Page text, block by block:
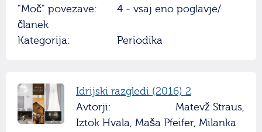
"Moč" povezave:
4 - vsaj eno poglavje/
članek
Kategorija:
Periodika
Idrijski razgledi (2016) 2
Avtorji:
Matevž Straus,
Iztok Hvala, Maša Pfeifer, Milanka